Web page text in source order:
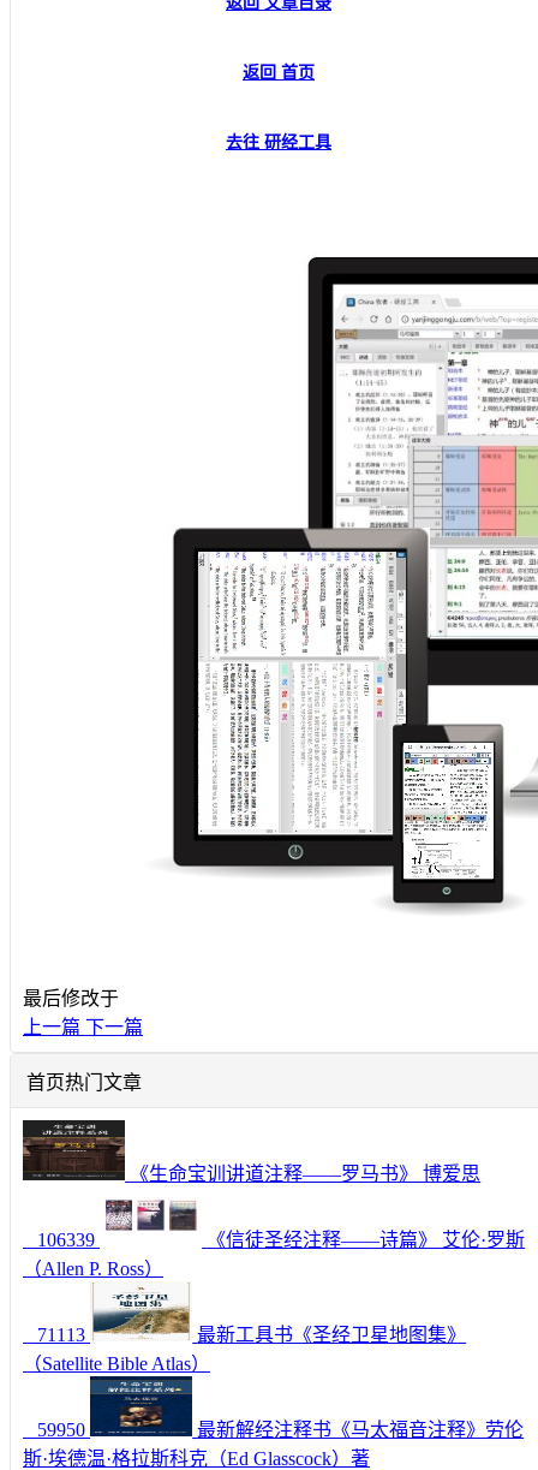
返回 首页
去往 研经工具
最后修改于
上一篇 下一篇
首页热门文章
《生命宝训讲道注释——罗马书》 博爱思
106339
《信徒圣经注释——诗篇》 艾伦·罗斯
（Allen P. Ross）
71113
最新工具书《圣经卫星地图集》
（Satellite Bible Atlas）
59950
最新解经注释书《马太福音注释》劳伦
斯·埃德温·格拉斯科克（Ed Glasscock）著